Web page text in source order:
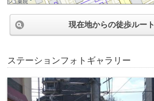
現在地からの徒歩ルート
ステーションフォトギャラリー